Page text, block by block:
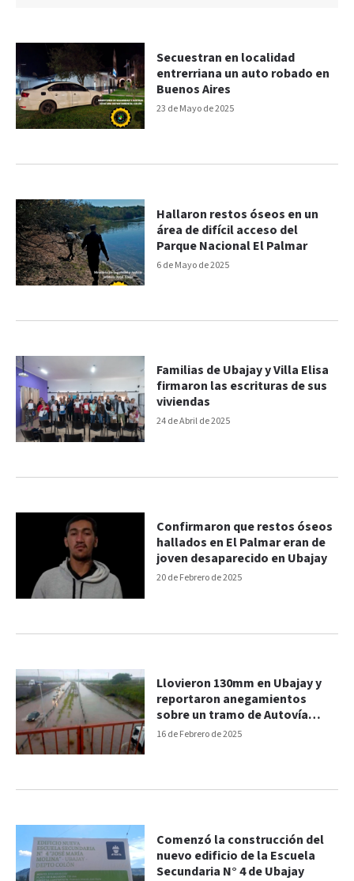
23 de Mayo de 2025
Secuestran en localidad
entrerriana un auto robado en
Buenos Aires
6 de Mayo de 2025
Hallaron restos óseos en un
área de difícil acceso del
Parque Nacional El Palmar
24 de Abril de 2025
Familias de Ubajay y Villa Elisa
firmaron las escrituras de sus
viviendas
20 de Febrero de 2025
Confirmaron que restos óseos
hallados en El Palmar eran de
joven desaparecido en Ubajay
16 de Febrero de 2025
Llovieron 130mm en Ubajay y
reportaron anegamientos
sobre un tramo de Autovía
Artigas
Comenzó la construcción del
nuevo edificio de la Escuela
Secundaria N° 4 de Ubajay